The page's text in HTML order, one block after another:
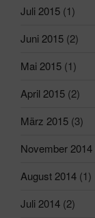
Juli 2015 (1)
Juni 2015 (2)
Mai 2015 (1)
April 2015 (2)
März 2015 (3)
November 2014
August 2014 (1)
Juli 2014 (2)